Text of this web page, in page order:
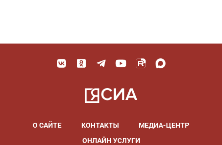
О САЙТЕ КОНТАКТЫ
МЕДИА-ЦЕНТР
ОНЛАЙН УСЛУГИ